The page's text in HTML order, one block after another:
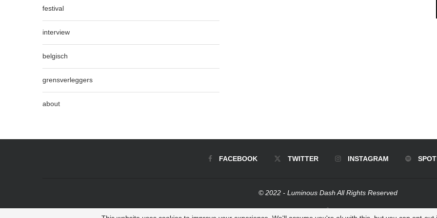
festival
interview
belgisch
grensverleggers
about
FACEBOOK TWITTER INSTAGRAM
© 2022 - Luminous Dash All Rights Reserved
BACK TO TOP